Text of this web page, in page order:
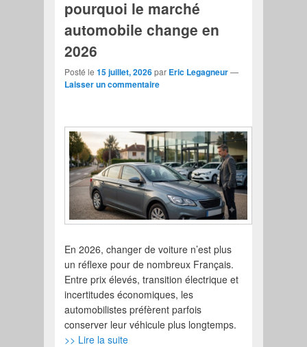
pourquoi le marché
automobile change en
2026
Posté le15 juillet, 2026par Eric Legagneur—
Laisser un commentaire
En 2026, changer de voiture n’est plus
un réflexe pour de nombreux Français.
Entre prix élevés, transition électrique et
incertitudes économiques, les
automobilistes préfèrent parfois
conserver leur véhicule plus longtemps.
>> Lire la suite